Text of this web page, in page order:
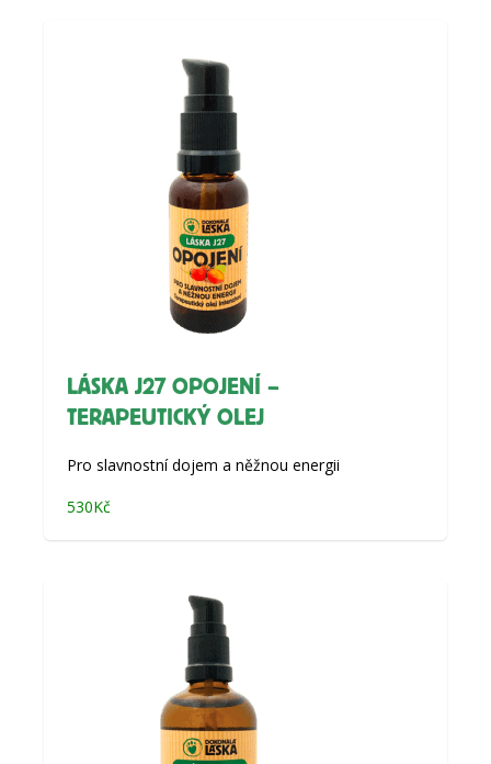
LÁSKA J27 OPOJENÍ –
TERAPEUTICKÝ OLEJ
Pro slavnostní dojem a něžnou energii
530Kč